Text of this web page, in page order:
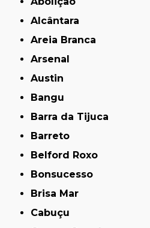
Alcântara
Areia Branca
Arsenal
Austin
Bangu
Barra da Tijuca
Barreto
Belford Roxo
Bonsucesso
Brisa Mar
Cabuçu